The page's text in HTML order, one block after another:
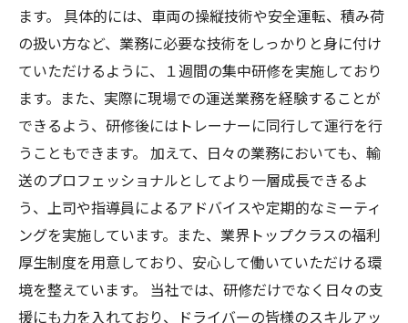
ます。 具体的には、車両の操縦技術や安全運転、積み荷
の扱い方など、業務に必要な技術をしっかりと身に付け
ていただけるように、１週間の集中研修を実施しており
ます。また、実際に現場での運送業務を経験することが
できるよう、研修後にはトレーナーに同行して運行を行
うこともできます。 加えて、日々の業務においても、輸
送のプロフェッショナルとしてより一層成長できるよ
う、上司や指導員によるアドバイスや定期的なミーティ
ングを実施しています。また、業界トップクラスの福利
厚生制度を用意しており、安心して働いていただける環
境を整えています。 当社では、研修だけでなく日々の支
援にも力を入れており、ドライバーの皆様のスキルアッ